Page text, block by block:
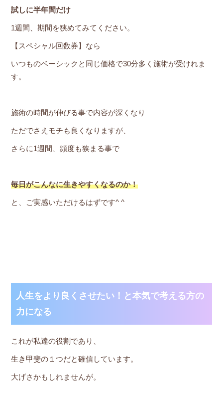
試しに半年間だけ
1週間、期間を狭めてみてください。
【スペシャル回数券】なら
いつものベーシックと同じ価格で30分多く施術が受けれま
す。
施術の時間が伸びる事で内容が深くなり
ただでさえモチも良くなりますが、
さらに1週間、頻度も狭まる事で
毎日がこんなに生きやすくなるのか！
と、ご実感いただけるはずです^ ^
人生をより良くさせたい！と本気で考える方の
力になる
これが私達の役割であり、
生き甲斐の１つだと確信しています。
大げさかもしれませんが。